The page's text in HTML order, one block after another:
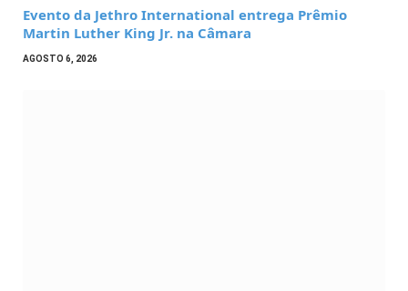
Evento da Jethro International entrega Prêmio
Martin Luther King Jr. na Câmara
AGOSTO 6, 2026